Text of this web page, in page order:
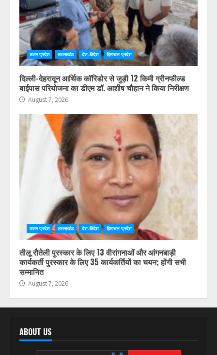
उत्तर प्रदेश उत्तराखंड देश-विदेश हिमाचल प्रदेश
दिल्ली-देहरादून आर्थिक कॉरिडोर से जुड़ी 12 किमी ग्रीनफील्ड
बाईपास परियोजना का डीएम डॉ. आशीष चौहान ने किया निरीक्षण
August 7, 2026
उत्तर प्रदेश उत्तराखंड देश-विदेश हिमाचल प्रदेश
तीलू रौतेली पुरस्कार के लिए 13 वीरांगनाओं और आंगनबाड़ी
कार्यकर्ती पुरस्कार के लिए 35 कार्यकर्तियों का चयन; होंगी सभी
सम्मानित
August 7, 2026
ABOUT US